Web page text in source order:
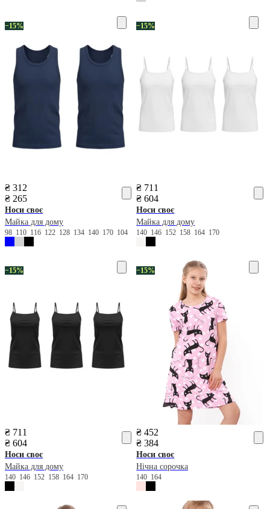
−15%
₴ 312
₴ 265
Носи своє
Майка для дому
98 110 116 122 128 134 140 170 104
−15%
₴ 711
₴ 604
Носи своє
Майка для дому
140 146 152 158 164 170
−15%
₴ 711
₴ 604
Носи своє
Майка для дому
140 146 152 158 164 170
−15%
₴ 452
₴ 384
Носи своє
Нічна сорочка
140 164